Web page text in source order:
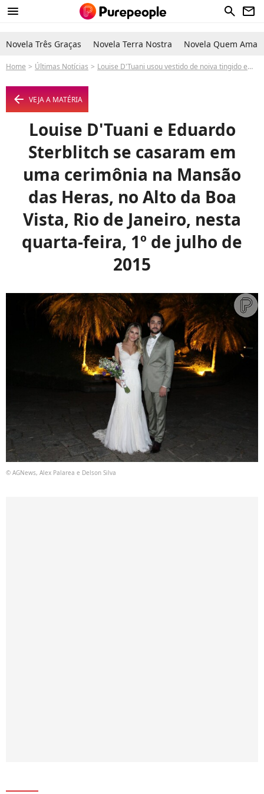
menu search newsletter
Novela Três Graças Novela Terra Nostra Novela Quem Ama
Home Últimas Notícias Louise D'Tuani usou vestido de noiva tingido em chá e com mais de 5 mil cristais
arrow_left VEJA A MATÉRIA
Louise D'Tuani e Eduardo
Sterblitch se casaram em
uma cerimônia na Mansão
das Heras, no Alto da Boa
Vista, Rio de Janeiro, nesta
quarta-feira, 1º de julho de
2015
© AGNews, Alex Palarea e Delson Silva